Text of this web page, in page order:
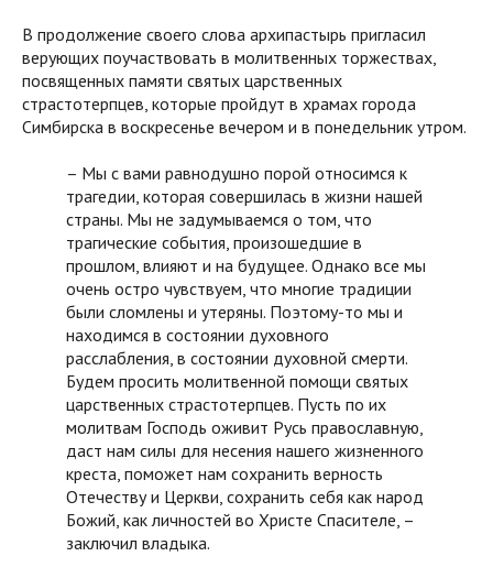
В продолжение своего слова архипастырь пригласил
верующих поучаствовать в молитвенных торжествах,
посвященных памяти святых царственных
страстотерпцев, которые пройдут в храмах города
Симбирска в воскресенье вечером и в понедельник утром.
– Мы с вами равнодушно порой относимся к
трагедии, которая совершилась в жизни нашей
страны. Мы не задумываемся о том, что
трагические события, произошедшие в
прошлом, влияют и на будущее. Однако все мы
очень остро чувствуем, что многие традиции
были сломлены и утеряны. Поэтому-то мы и
находимся в состоянии духовного
расслабления, в состоянии духовной смерти.
Будем просить молитвенной помощи святых
царственных страстотерпцев. Пусть по их
молитвам Господь оживит Русь православную,
даст нам силы для несения нашего жизненного
креста, поможет нам сохранить верность
Отечеству и Церкви, сохранить себя как народ
Божий, как личностей во Христе Спасителе, –
заключил владыка.